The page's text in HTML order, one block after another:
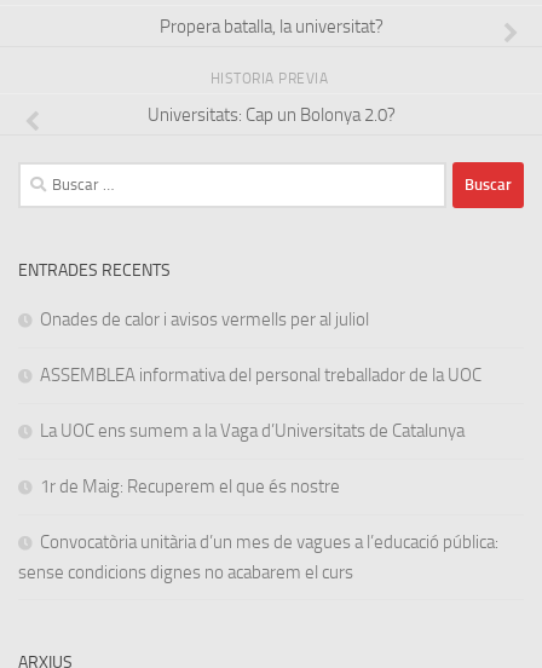
Propera batalla, la universitat?
HISTORIA PREVIA
Universitats: Cap un Bolonya 2.0?
Buscar:
ENTRADES RECENTS
Onades de calor i avisos vermells per al juliol
ASSEMBLEA informativa del personal treballador de la UOC
La UOC ens sumem a la Vaga d’Universitats de Catalunya
1r de Maig: Recuperem el que és nostre
Convocatòria unitària d’un mes de vagues a l’educació pública:
sense condicions dignes no acabarem el curs
ARXIUS